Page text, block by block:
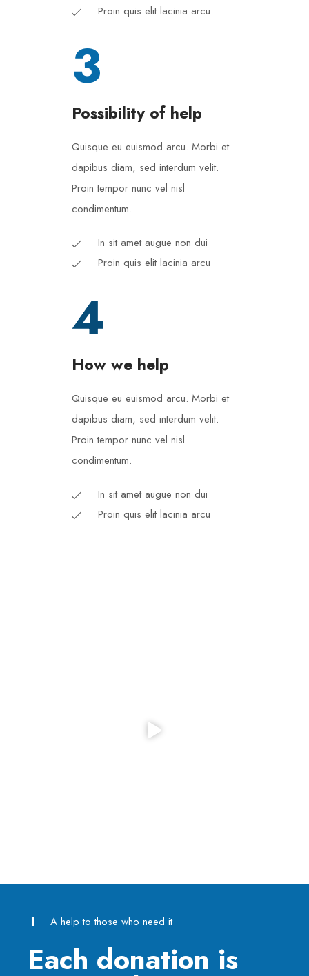
Proin quis elit lacinia arcu
3
Possibility of help
Quisque eu euismod arcu. Morbi et
dapibus diam, sed interdum velit.
Proin tempor nunc vel nisl
condimentum.
In sit amet augue non dui
Proin quis elit lacinia arcu
4
How we help
Quisque eu euismod arcu. Morbi et
dapibus diam, sed interdum velit.
Proin tempor nunc vel nisl
condimentum.
In sit amet augue non dui
Proin quis elit lacinia arcu
A help to those who need it
Each donation is